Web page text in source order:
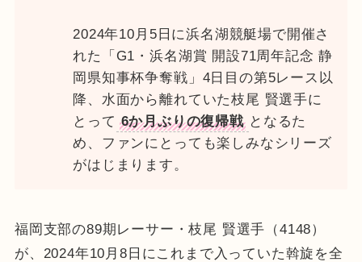
2024年10月5日に浜名湖競艇場で開催さ
れた「G1・浜名湖賞 開設71周年記念 静
岡県知事杯争奪戦」4日目の第5レース以
降、水面から離れていた枝尾 賢選手に
とって 6か月ぶりの復帰戦 となるた
め、ファンにとっても楽しみなシリーズ
がはじまります。
福岡支部の89期レーサー・枝尾 賢選手（4148）
が、2024年10月8日にこれまで入っていた斡旋を全